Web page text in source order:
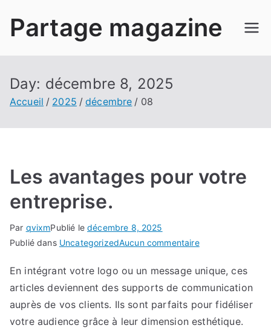
Partage magazine
Day: décembre 8, 2025
Accueil 2025 décembre 08
Les avantages pour votre
entreprise.
Par qvixmPublié ledécembre 8, 2025
Publié dans UncategorizedAucun commentairesur
avantages
pour
votre
entreprise.
En intégrant votre logo ou un message unique, ces
articles deviennent des supports de communication
auprès de vos clients. Ils sont parfaits pour fidéliser
votre audience grâce à leur dimension esthétique.